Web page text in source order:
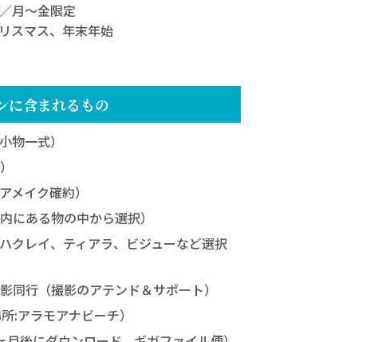
月～金限定
スマス、年末年始
に含まれるもの
物一式）
メイク確約）
にある物の中から選択）
クレイ、ティアラ、ビジューなど選択
同行（撮影のアテンド＆サポート）
:アラモアナビーチ）